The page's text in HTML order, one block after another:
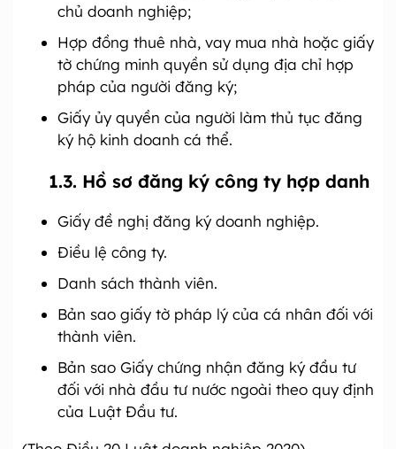
chủ doanh nghiệp;
Hợp đồng thuê nhà, vay mua nhà hoặc giấy
tờ chứng minh quyền sử dụng địa chỉ hợp
pháp của người đăng ký;
Giấy ủy quyền của người làm thủ tục đăng
ký hộ kinh doanh cá thể.
1.3. Hồ sơ đăng ký công ty hợp danh
Giấy đề nghị đăng ký doanh nghiệp.
Điều lệ công ty.
Danh sách thành viên.
Bản sao giấy tờ pháp lý của cá nhân đối với
thành viên.
Bản sao Giấy chứng nhận đăng ký đầu tư
đối với nhà đầu tư nước ngoài theo quy định
của Luật Đầu tư.